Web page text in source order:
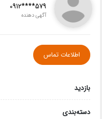
0912****579
آگهی دهنده
اطلاعات تماس
بازدید
دسته‌بندی